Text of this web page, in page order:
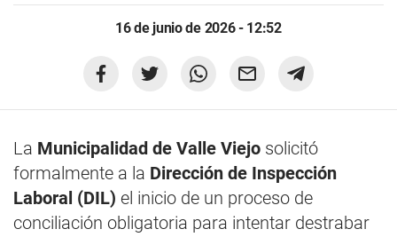
16 de junio de 2026 - 12:52
La Municipalidad de Valle Viejo solicitó
formalmente a la Dirección de Inspección
Laboral (DIL) el inicio de un proceso de
conciliación obligatoria para intentar destrabar